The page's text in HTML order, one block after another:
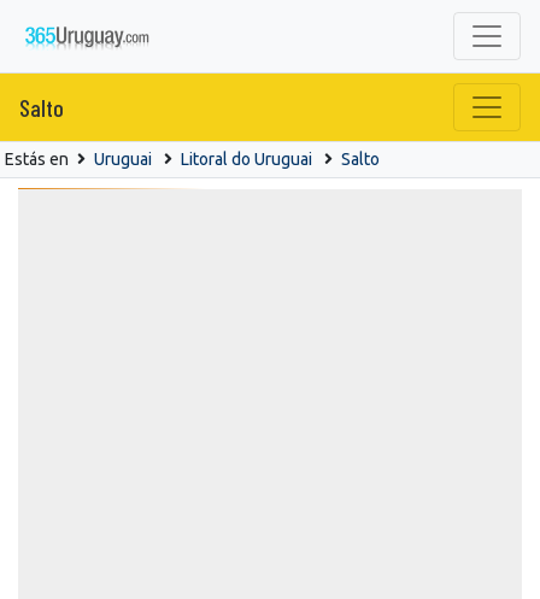
Salto
Estás en Uruguai Litoral do Uruguai Salto